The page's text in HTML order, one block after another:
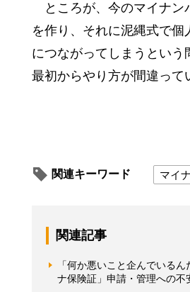
ところが、今のマイナン
を作り、それに泥縄式で
につながってしまうとい
最初からやり方が間違って
関連キーワード マイ
関連記事
「何か悪いこと企んでいる
ナ保険証」申請・管理への不